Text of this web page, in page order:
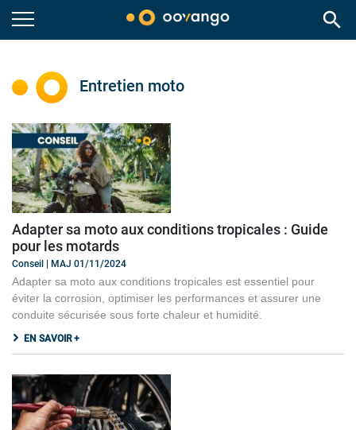
search
Entretien moto
Adapter sa moto aux conditions tropicales : Guide
pour les motards
Conseil | MAJ 01/11/2024
Adapter sa moto aux conditions tropicales est essentiel pour
éviter la corrosion, optimiser les performances et assurer une
conduite sécurisée sous forte chaleur et humidité.
EN SAVOIR +